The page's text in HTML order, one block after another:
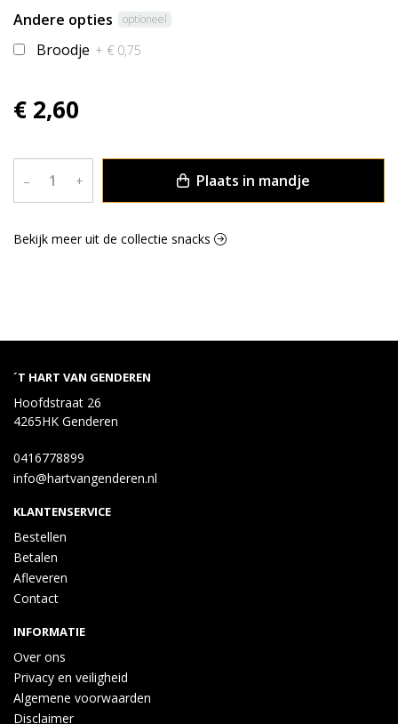
Andere opties optioneel
Broodje + € 0,75
€ 2,60
– + Plaats in mandje
Bekijk meer uit de collectie snacks
´T HART VAN GENDEREN
Hoofdstraat 26
4265HK Genderen
0416778899
info@hartvangenderen.nl
KLANTENSERVICE
Bestellen
Betalen
Afleveren
Contact
INFORMATIE
Over ons
Privacy en veiligheid
Algemene voorwaarden
Disclaimer